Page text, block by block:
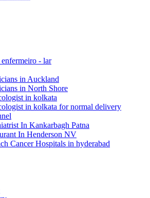
- lar
in Auckland
in North Shore
in kolkata
in kolkata for normal delivery
In Kankarbagh Patna
In Henderson NV
Cancer Hospitals in hyderabad